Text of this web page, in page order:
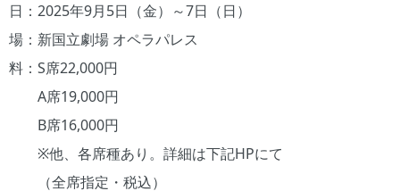
日：2025年9月5日（金）～7日（日）
場：新国立劇場 オペラパレス
料：S席22,000円
A席19,000円
B席16,000円
※他、各席種あり。詳細は下記HPにて
（全席指定・税込）